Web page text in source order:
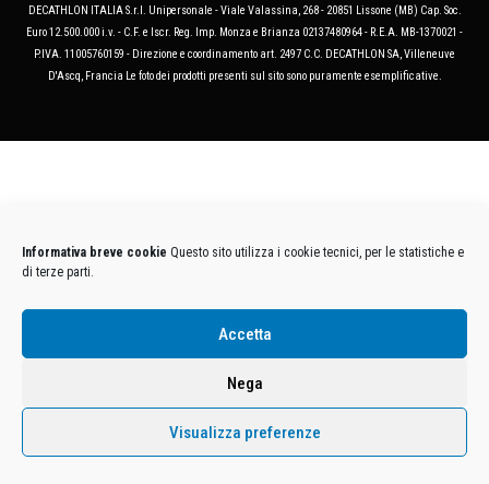
Informativa breve cookie Questo sito utilizza i cookie tecnici, per le statistiche e
di terze parti.
Accetta
Nega
Visualizza preferenze
DECATHLON ITALIA S.r.l. Unipersonale - Viale Valassina, 268 - 20851 Lissone (MB) Cap. Soc.
Euro 12.500.000 i.v. - C.F. e Iscr. Reg. Imp. Monza e Brianza 02137480964 - R.E.A. MB-1370021 -
P.IVA. 11005760159 - Direzione e coordinamento art. 2497 C.C. DECATHLON SA, Villeneuve
D'Ascq, Francia Le foto dei prodotti presenti sul sito sono puramente esemplificative.